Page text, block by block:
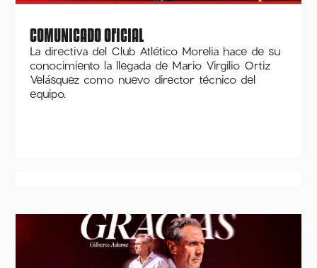
COMUNICADO OFICIAL
La directiva del Club Atlético Morelia hace de su
conocimiento la llegada de Mario Virgilio Ortiz
Velásquez como nuevo director técnico del
equipo.